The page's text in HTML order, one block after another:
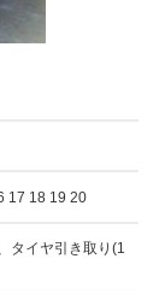
17 18 19 20
タイヤ引き取り(1